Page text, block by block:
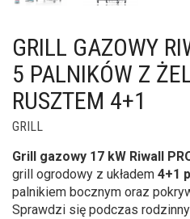
GRILL GAZOWY
5 PALNIKÓW Z
RUSZTEM 4+1
GRILL
Grill gazowy 17 kW Riwall
grill ogrodowy z układem 4+1
palnikiem bocznym oraz
Sprawdzi się podczas